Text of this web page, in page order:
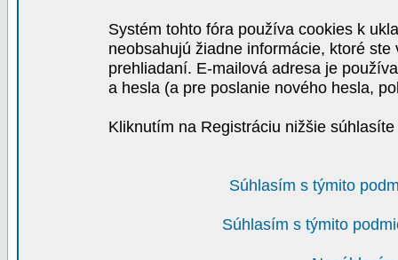
Systém tohto fóra používa cookies k
neobsahujú žiadne informácie, ktoré
prehliadaní. E-mailová adresa je
a hesla (a pre poslanie nového hesla,
Kliknutím na Registráciu nižšie
Súhlasím s týmito
Súhlasím s týmito